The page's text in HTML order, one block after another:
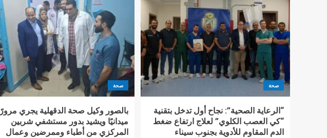
صحة
“الرعاية الصحية”: نجاح أول تدخل بتقنية
“كي العصب الكلوي” لعلاج ارتفاع ضغط
الدم المقاوم للأدوية بجنوب سيناء
صحة
بالصور وكيل صحة الدقهلية يجري مرورًا
ميدانيًا ويشيد بدور مستشفي شربين
المركزي من أطباء وممرضين وعمال